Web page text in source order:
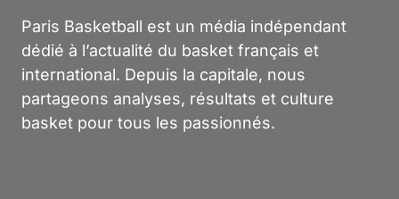
Paris Basketball est un média indépendant
dédié à l’actualité du basket français et
international. Depuis la capitale, nous
partageons analyses, résultats et culture
basket pour tous les passionnés.